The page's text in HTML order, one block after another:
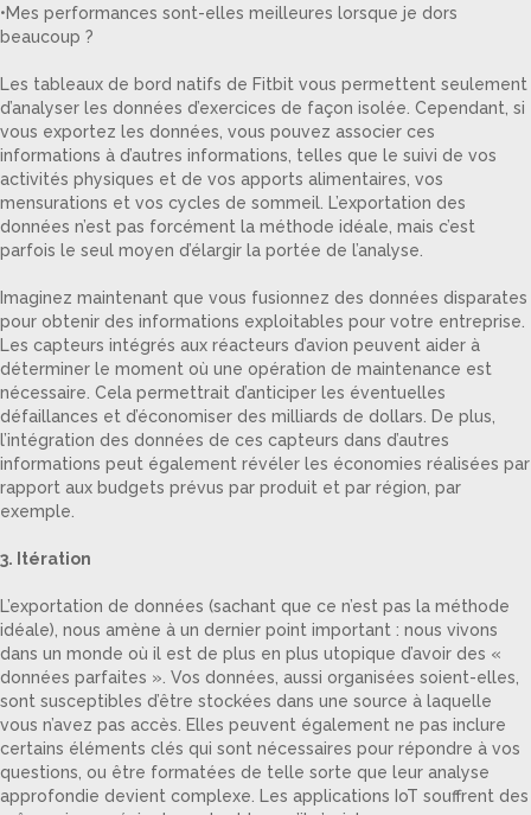
•Mes performances sont-elles meilleures lorsque je dors
beaucoup ?
Les tableaux de bord natifs de Fitbit vous permettent seulement
d’analyser les données d’exercices de façon isolée. Cependant, si
vous exportez les données, vous pouvez associer ces
informations à d’autres informations, telles que le suivi de vos
activités physiques et de vos apports alimentaires, vos
mensurations et vos cycles de sommeil. L’exportation des
données n’est pas forcément la méthode idéale, mais c’est
parfois le seul moyen d’élargir la portée de l’analyse.
Imaginez maintenant que vous fusionnez des données disparates
pour obtenir des informations exploitables pour votre entreprise.
Les capteurs intégrés aux réacteurs d’avion peuvent aider à
déterminer le moment où une opération de maintenance est
nécessaire. Cela permettrait d’anticiper les éventuelles
défaillances et d’économiser des milliards de dollars. De plus,
l’intégration des données de ces capteurs dans d’autres
informations peut également révéler les économies réalisées par
rapport aux budgets prévus par produit et par région, par
exemple.
3. Itération
L’exportation de données (sachant que ce n’est pas la méthode
idéale), nous amène à un dernier point important : nous vivons
dans un monde où il est de plus en plus utopique d’avoir des «
données parfaites ». Vos données, aussi organisées soient-elles,
sont susceptibles d’être stockées dans une source à laquelle
vous n’avez pas accès. Elles peuvent également ne pas inclure
certains éléments clés qui sont nécessaires pour répondre à vos
questions, ou être formatées de telle sorte que leur analyse
approfondie devient complexe. Les applications IoT souffrent des